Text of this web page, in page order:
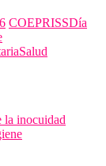
COEPRISSDía
Salud
la inocuidad